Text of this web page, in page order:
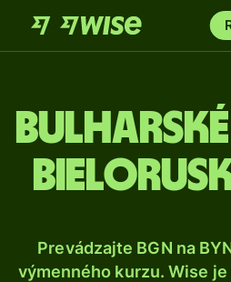
Prevádzajte BGN na
výmenného kurzu. Wise